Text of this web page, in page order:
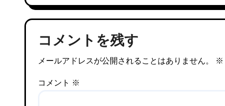
コメントを残す
メールアドレスが公開されることはありません。 ※
コメント ※